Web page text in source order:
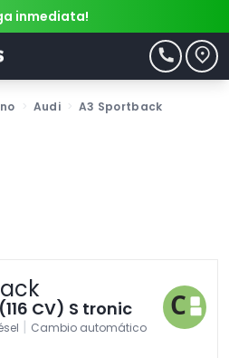
inmediata!
Audi A3 Sportback
CV) S tronic
| Cambio automático